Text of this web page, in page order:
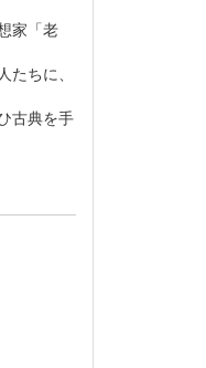
家「老
ちに、
古典を手